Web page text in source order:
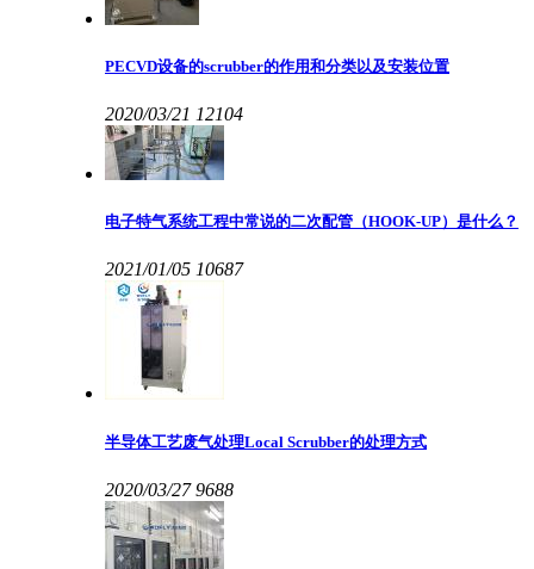
PECVD设备的scrubber的作用和分类以及安装位置
2020/03/21 12104
电子特气系统工程中常说的二次配管（HOOK-UP）是什么？
2021/01/05 10687
半导体工艺废气处理Local Scrubber的处理方式
2020/03/27 9688